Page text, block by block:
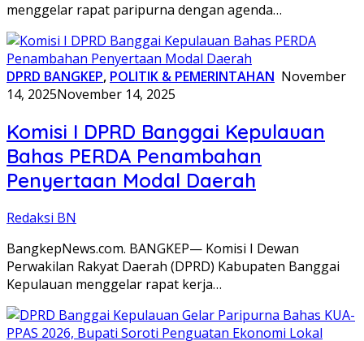
menggelar rapat paripurna dengan agenda…
DPRD BANGKEP, POLITIK & PEMERINTAHAN November
14, 2025November 14, 2025
Komisi I DPRD Banggai Kepulauan
Bahas PERDA Penambahan
Penyertaan Modal Daerah
Redaksi BN
BangkepNews.com. BANGKEP— Komisi I Dewan
Perwakilan Rakyat Daerah (DPRD) Kabupaten Banggai
Kepulauan menggelar rapat kerja…